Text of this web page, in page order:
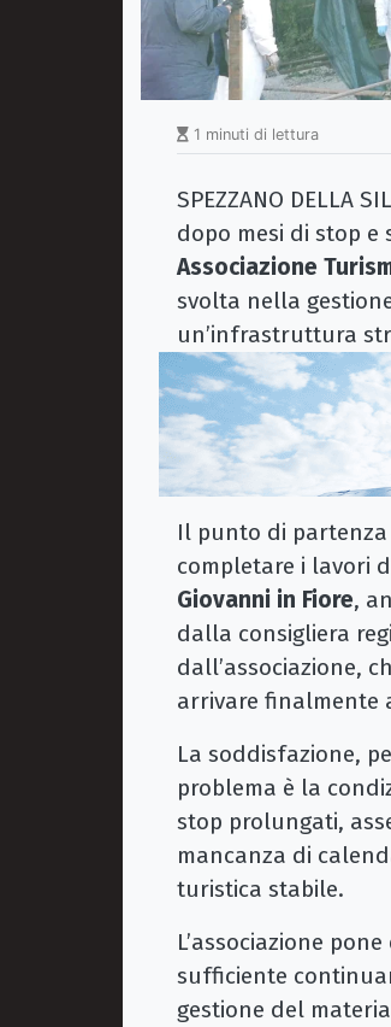
1 minuti di lettura
SPEZZANO DELLA
dopo mesi di stop e
Associazione
svolta nella
un’infrastruttura
Il punto di
completare i lavori
Giovanni in Fiore,
dalla consigliera
dall’associazione,
arrivare finalmente
La soddisfazione,
problema è la
stop prolungati,
mancanza di
turistica stabile.
L’associazione
sufficiente
gestione del